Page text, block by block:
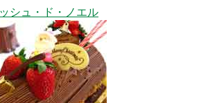
ッシュ・ド・ノエル